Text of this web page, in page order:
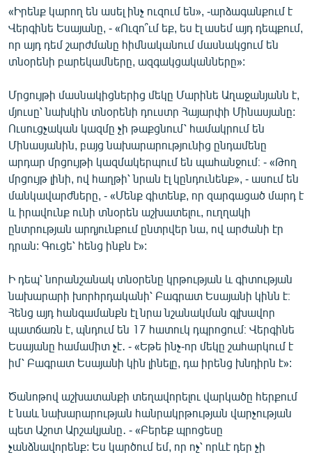
«Ազատության» բոլոր կայքերը
«Իրենք կարող են ասել ինչ ուզում են», -արձագանքում է
Վերգինե Եսայանը, - «Ուզո՞ւմ եք, ես էլ ասեմ այդ դեպքում,
որ այդ դեմ շարժմանը հիմնականում մասնակցում են
տնօրենի բարեկամները, ազգակցականները»:
Մրցույթի մասնակիցներից մեկը Մարինե Աղաջանյանն է,
մյուսը՝ նախկին տնօրենի դուստր Հայարփի Մինասյանը:
Ուսուցչական կազմը չի թաքցնում՝ համակրում են
Մինասյանին, բայց նախարարությունից ընդամենը
արդար մրցույթի կազմակերպում են պահանջում։ - «Թող
մրցույթ լինի, ով հաղթի՝ նրան էլ կընդունենք», - ասում են
մանկավարժները, - «Մենք գիտենք, որ զարգացած մարդ է
և իրավունք ունի տնօրեն աշխատելու, ուղղակի
ընտրության արդյունքում ընտրվեր նա, ով արժանի էր
դրան: Գուցե՝ հենց ինքն է»:
Ի դեպ՝ նորանշանակ տնօրենը կրթության և գիտության
նախարարի խորհրդականի՝ Բագրատ Եսայանի կինն է։
Հենց այդ հանգամանքն էլ նրա նշանակման գլխավոր
պատճառն է, պնդում են 17 հատուկ դպրոցում։ Վերգինե
Եսայանը համամիտ չէ․ - «Եթե ինչ-որ մեկը շահարկում է
իմ՝ Բագրատ Եսայանի կին լինելը, դա իրենց խնդիրն է»:
Ծանոթով աշխատանքի տեղավորելու վարկածը հերքում
է նաև նախարարության հանրակրթության վարչության
պետ Աշոտ Արշակյանը․ - «Բերեք պրոցեսը
չանձնավորենք: Ես կարծում եմ, որ ոչ՝ որևէ դեր չի